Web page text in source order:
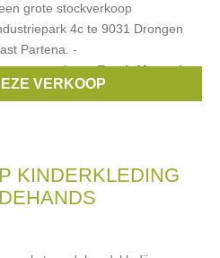
grote stockverkoop
4c te 9031 Drongen
Partena. -
pour deux,Esprit Maternity,
VERKOOP
KINDERKLEDING